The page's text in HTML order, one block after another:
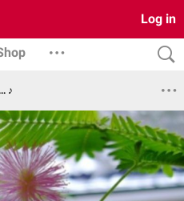
Log in
♪